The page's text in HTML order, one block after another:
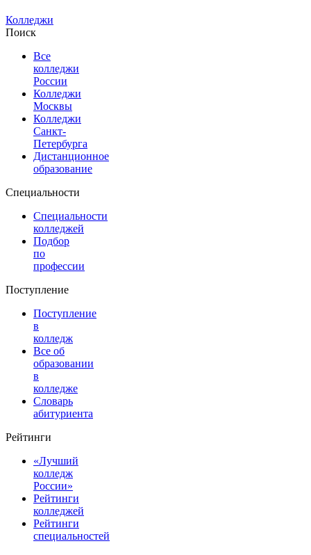
Колледжи
Поиск
Все
колледжи
России
Колледжи
Москвы
Колледжи
Санкт-
Петербурга
Дистанционное
образование
Специальности
Специальности
колледжей
Подбор
по
профессии
Поступление
Поступление
в
колледж
Все об
образовании
в
колледже
Словарь
абитуриента
Рейтинги
«Лучший
колледж
России»
Рейтинги
колледжей
Рейтинги
специальностей